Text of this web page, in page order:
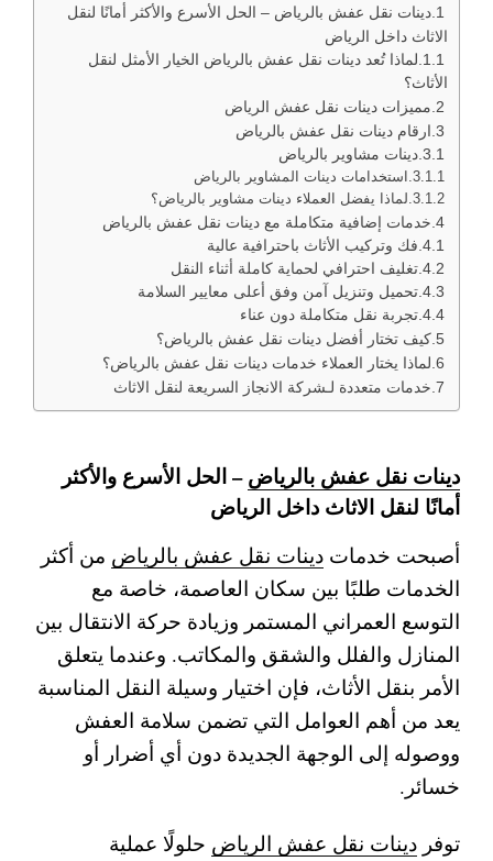
دينات نقل عفش بالرياض – الحل الأسرع والأكثر أمانًا لنقل
الاثاث داخل الرياض
لماذا تُعد دينات نقل عفش بالرياض الخيار الأمثل لنقل
الأثاث؟
مميزات دينات نقل عفش الرياض
ارقام دينات نقل عفش بالرياض
دينات مشاوير بالرياض
استخدامات دينات المشاوير بالرياض
لماذا يفضل العملاء دينات مشاوير بالرياض؟
خدمات إضافية متكاملة مع دينات نقل عفش بالرياض
فك وتركيب الأثاث باحترافية عالية
تغليف احترافي لحماية كاملة أثناء النقل
تحميل وتنزيل آمن وفق أعلى معايير السلامة
تجربة نقل متكاملة دون عناء
كيف تختار أفضل دينات نقل عفش بالرياض؟
لماذا يختار العملاء خدمات دينات نقل عفش بالرياض؟
خدمات متعددة لـشركة الانجاز السريعة لنقل الاثاث
دينات نقل عفش بالرياض– الحل الأسرع والأكثر
أمانًا لنقل الاثاث داخل الرياض
أصبحت خدمات دينات نقل عفش بالرياض من أكثر
الخدمات طلبًا بين سكان العاصمة، خاصة مع
التوسع العمراني المستمر وزيادة حركة الانتقال بين
المنازل والفلل والشقق والمكاتب. وعندما يتعلق
الأمر بنقل الأثاث، فإن اختيار وسيلة النقل المناسبة
يعد من أهم العوامل التي تضمن سلامة العفش
ووصوله إلى الوجهة الجديدة دون أي أضرار أو
خسائر.
توفر دينات نقل عفش الرياض حلولًا عملية